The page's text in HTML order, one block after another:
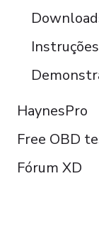
HaynesPro
Free OBD
Fórum XD